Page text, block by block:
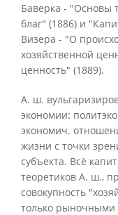
Баверка - "Основы
благ" (1886) и
Визера - "О
хозяйственной
ценность" (1889).
А. ш.
экономии:
экономич.
жизни с точки
субъекта. Всё
теоретиков А. ш.,
совокупность
только рыночными